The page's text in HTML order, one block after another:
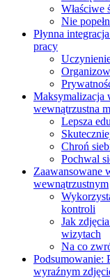
Właściwe
Nie
Płynna
pracy
Maksymalizacja
wewnątrzustna
Lepsza
Chroń
Pochwal
Zaawansowane
wewnątrzustnym
kontroli
Jak
wizytach
Na co
Podsumowanie:
wyraźnym